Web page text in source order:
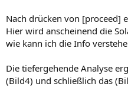
Nach drücken von [proceed]
Hier wird anscheinend die
wie kann ich die Info
Die tiefergehende Analyse
(Bild4) und schließlich das